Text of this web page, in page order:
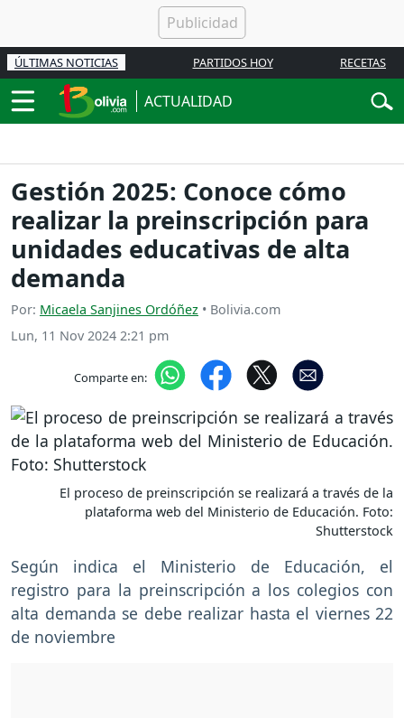
ÚLTIMAS NOTICIAS PARTIDOS HOY RECETAS
ACTUALIDAD
Gestión 2025: Conoce cómo
realizar la preinscripción para
unidades educativas de alta
demanda
Por: Micaela Sanjines Ordóñez • Bolivia.com
Lun, 11 Nov 2024 2:21 pm
Comparte en:
El proceso de preinscripción se realizará a través de la
plataforma web del Ministerio de Educación. Foto:
Shutterstock
Según indica el Ministerio de Educación, el
registro para la preinscripción a los colegios con
alta demanda se debe realizar hasta el viernes 22
de noviembre